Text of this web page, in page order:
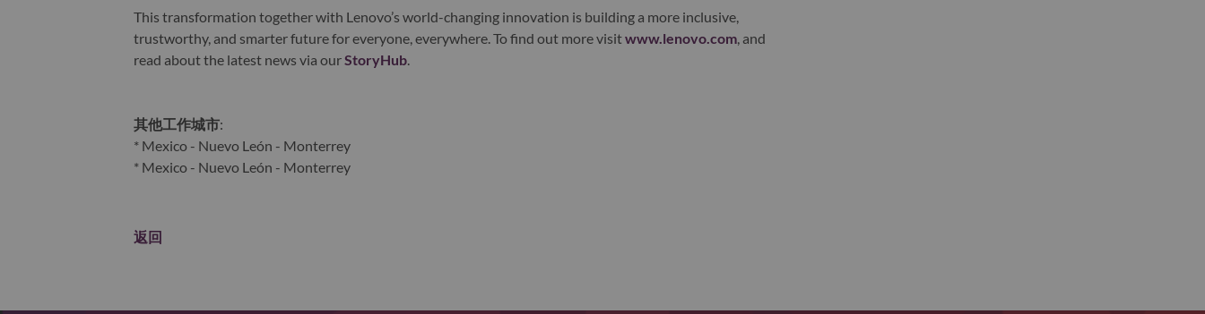
This transformation together with Lenovo’s world-changing innovation is building a more inclusive,
trustworthy, and smarter future for everyone, everywhere. To find out more visitwww.lenovo.com, and
read about the latest news via ourStoryHub.
其他工作城市:
* Mexico - Nuevo León - Monterrey
* Mexico - Nuevo León - Monterrey
返回